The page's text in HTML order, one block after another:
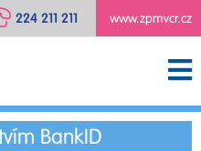
www.zpmvcr.cz
224 211 211
BankID